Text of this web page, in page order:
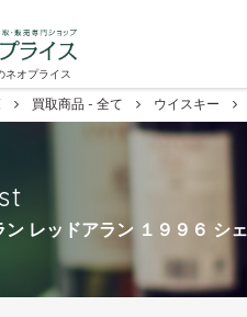
ネオプライス
ライス買取商品 - 全て ウイスキー
ン レッドアラン １９９６ シ